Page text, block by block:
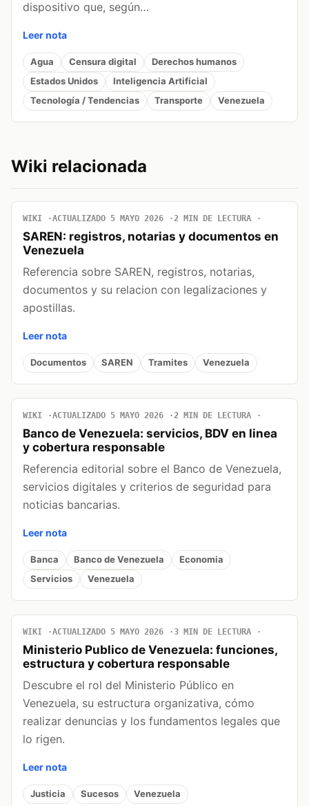
dispositivo que, según…
Leer nota
Agua Censura digital
Derechos humanos
Estados Unidos
Inteligencia Artificial
Tecnología / Tendencias
Transporte Venezuela
Wiki relacionada
WIKI ACTUALIZADO 5 MAYO 2026 2 MIN DE LECTURA
SAREN: registros, notarias y documentos en
Venezuela
Referencia sobre SAREN, registros, notarias,
documentos y su relacion con legalizaciones y
apostillas.
Leer nota
Documentos SAREN Tramites Venezuela
WIKI ACTUALIZADO 5 MAYO 2026 2 MIN DE LECTURA
Banco de Venezuela: servicios, BDV en linea
y cobertura responsable
Referencia editorial sobre el Banco de Venezuela,
servicios digitales y criterios de seguridad para
noticias bancarias.
Leer nota
Banca Banco de Venezuela
Economia
Servicios
Venezuela
WIKI ACTUALIZADO 5 MAYO 2026 3 MIN DE LECTURA
Ministerio Publico de Venezuela: funciones,
estructura y cobertura responsable
Descubre el rol del Ministerio Público en
Venezuela, su estructura organizativa, cómo
realizar denuncias y los fundamentos legales que
lo rigen.
Leer nota
Justicia Sucesos Venezuela